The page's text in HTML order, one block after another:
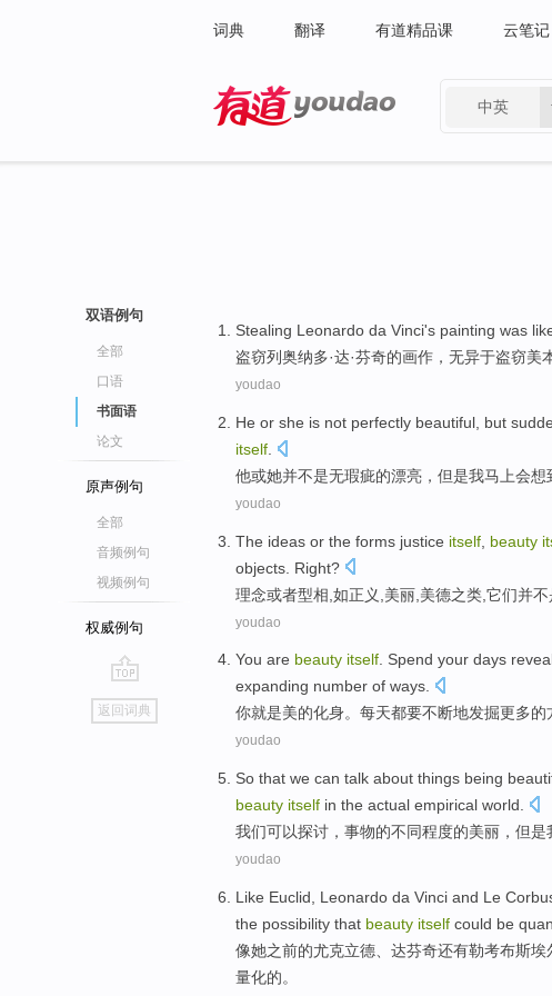
词典 翻译 有道精品课 云笔记
中英
双语例句
全部
口语
书面语
论文
原声例句
全部
音频例句
视频例句
权威例句
go
top
返回词典
Stealing Leonardo da Vinci's painting was
盗窃列奥纳多·达·芬奇的画作 ，无异于盗窃美
youdao
He or she is not perfectly beautiful but
itself
他或她并不是无瑕疵的漂亮 ， 但是我马上会想
youdao
The ideas or the forms justice itself beauty
objects . Right?
理念或者型相,如正义 美丽 美德之类 ,它们并不
youdao
You are beauty itself. Spend your days
expanding number of ways.
你就是美的化身。 每天都要不断地发掘更多的
youdao
So that we can talk about things being
beauty itself in the actual empirical world
我们可以探讨 ， 事物的不同程度的美丽 ， 但是
youdao
Like Euclid Leonardo da Vinci and Le
the possibility that beauty itself could be
像她之前的尤克立德、 达芬奇还有勒考布斯埃
量化的。